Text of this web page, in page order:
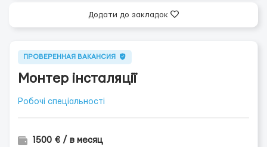
Додати до закладок
ПРОВЕРЕННАЯ ВАКАНСИЯ
Монтер інсталяції
Робочі спеціальності
1500 € / в месяц